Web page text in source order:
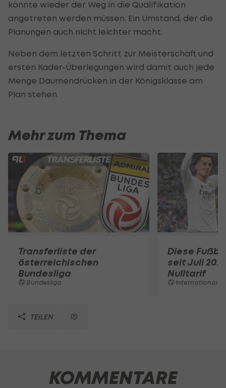
könnte wieder der Weg in die Qualifikation
angetreten werden müssen. Ein Umstand, der die
Planungen auch nicht leichter macht.
Neben dem letzten Schritt zur Meisterschaft und
ersten Kader-Überlegungen wird damit auch jede
Menge Daumendrücken in der Königsklasse am
Plan stehen.
Mehr zum Thema
Transferliste der
österreichischen
Bundesliga
Bundesliga
Diese
seit Juli
Nulltarif
International
TEILEN
KOMMENTARE